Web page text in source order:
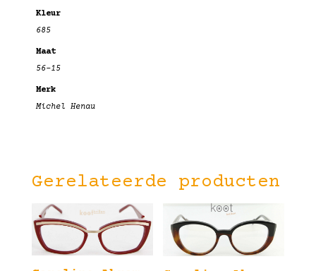
Kleur
685
Maat
56-15
Merk
Michel Henau
Gerelateerde producten